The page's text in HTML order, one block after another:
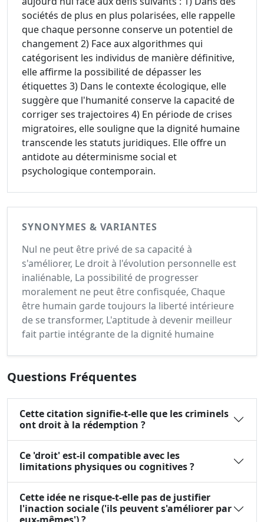
sociétés de plus en plus polarisées, elle rappelle
que chaque personne conserve un potentiel de
changement 2) Face aux algorithmes qui
catégorisent les individus de manière définitive,
elle affirme la possibilité de dépasser les
étiquettes 3) Dans le contexte écologique, elle
suggère que l'humanité conserve la capacité de
corriger ses trajectoires 4) En période de crises
migratoires, elle souligne que la dignité humaine
transcende les statuts juridiques. Elle offre un
antidote au déterminisme social et
psychologique contemporain.
SYNONYMES & VARIANTES
Nul ne peut être privé de sa capacité à
s'améliorer, Le droit à l'évolution personnelle est
inaliénable, La possibilité de progresser
moralement ne peut être confisquée, Chaque
être humain garde toujours la liberté intérieure
de se transformer, L'aptitude à devenir meilleur
fait partie intégrante de la dignité humaine
Questions Fréquentes
Cette citation signifie-t-elle que les criminels
ont droit à la rédemption ?
Ce 'droit' est-il compatible avec les
limitations physiques ou cognitives ?
Cette idée ne risque-t-elle pas de justifier
l'inaction sociale ('ils peuvent s'améliorer par